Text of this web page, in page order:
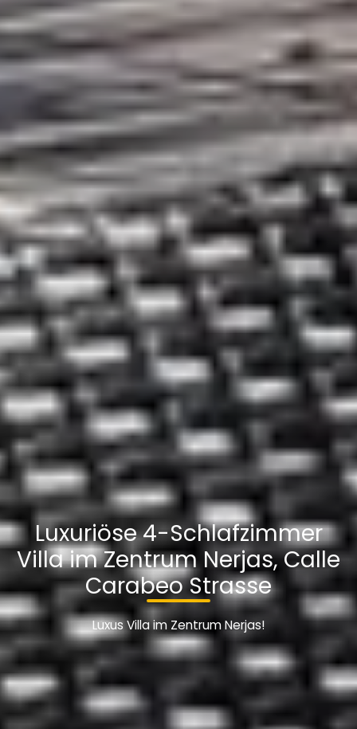
Luxuriöse 4-Schlafzimmer
Villa im Zentrum Nerjas, Calle
Carabeo Strasse
Luxus Villa im Zentrum Nerjas!